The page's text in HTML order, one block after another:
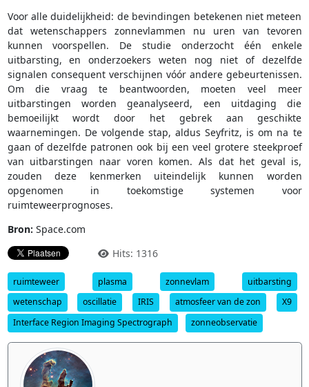
Voor alle duidelijkheid: de bevindingen betekenen niet meteen
dat wetenschappers zonnevlammen nu uren van tevoren
kunnen voorspellen. De studie onderzocht één enkele
uitbarsting, en onderzoekers weten nog niet of dezelfde
signalen consequent verschijnen vóór andere gebeurtenissen.
Om die vraag te beantwoorden, moeten veel meer
uitbarstingen worden geanalyseerd, een uitdaging die
bemoeilijkt wordt door het gebrek aan geschikte
waarnemingen. De volgende stap, aldus Seyfritz, is om na te
gaan of dezelfde patronen ook bij een veel grotere steekproef
van uitbarstingen naar voren komen. Als dat het geval is,
zouden deze kenmerken uiteindelijk kunnen worden
opgenomen in toekomstige systemen voor
ruimteweerprognoses.
Bron: Space.com
Hits: 1316
ruimteweer plasma zonnevlam
uitbarsting
wetenschap
oscillatie IRIS atmosfeer van de zon
X9
Interface Region Imaging Spectrograph
zonneobservatie